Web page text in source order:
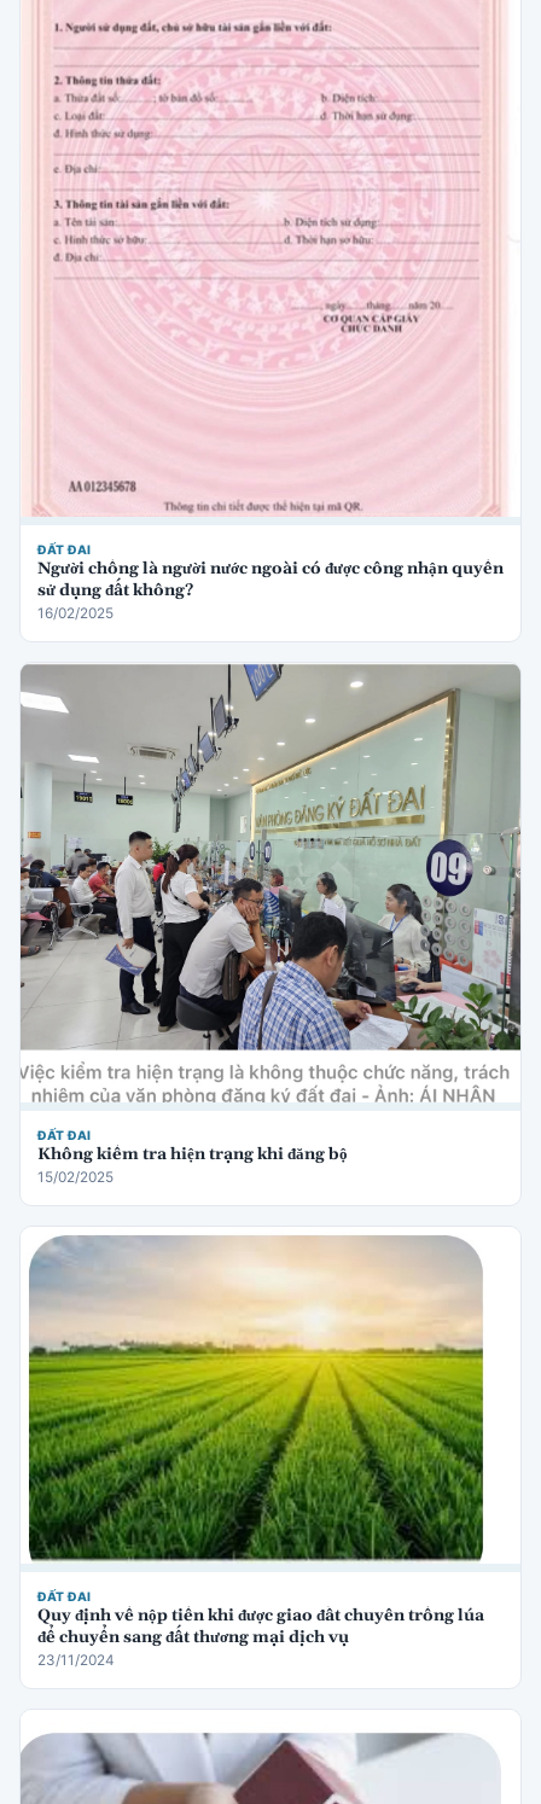
ĐẤT ĐAI
Người chồng là người nước ngoài có được công nhận quyền
sử dụng đất không?
16/02/2025
ĐẤT ĐAI
Không kiểm tra hiện trạng khi đăng bộ
15/02/2025
ĐẤT ĐAI
Quy định về nộp tiền khi được giao đất chuyên trồng lúa
để chuyển sang đất thương mại dịch vụ
23/11/2024